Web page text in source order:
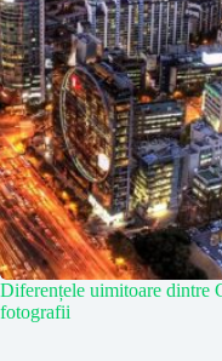
Diferențele uimitoare dintre
fotografii